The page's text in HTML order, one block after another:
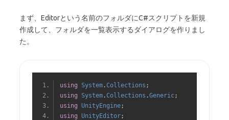
まず、Editorという名前のフォルダにC#スクリプトを新規
作成して、フォルダを一覧表示するダイアログを作りまし
た。
using System .Collections ;
using
System .Collections .Generic;
using
UnityEngine;
using
UnityEditor;